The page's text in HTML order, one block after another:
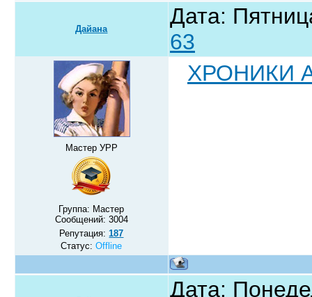
Дайана
Дата:
63
Мастер УРР
Группа: Мастер
Сообщений: 3004
Репутация:187
Статус:Offline
ХРОНИКИ
Дата: